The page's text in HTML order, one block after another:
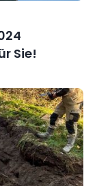
Sie!